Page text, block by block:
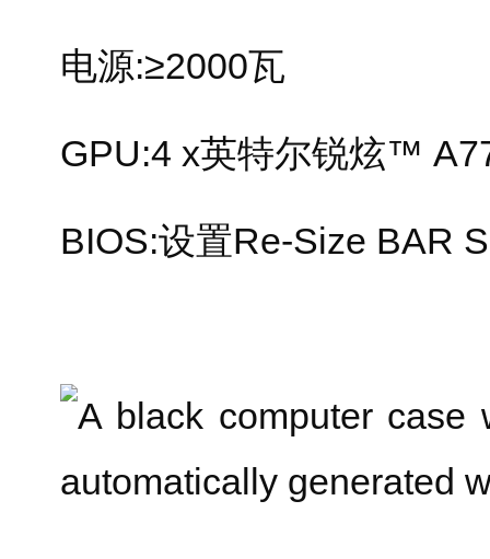
电源:≥2000瓦
GPU:4 x英特尔锐炫™
BIOS:设置Re-Size BAR